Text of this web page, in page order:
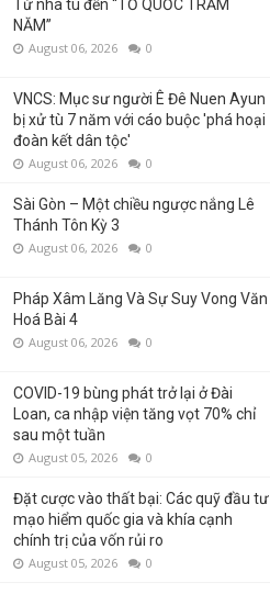
Từ nhà tù đến “TỔ QUỐC TRĂM
NĂM”
August 06, 2026 0
VNCS: Mục sư người Ê Đê Nuen Ayun
bị xử tù 7 năm với cáo buộc 'phá hoại
đoàn kết dân tộc'
August 06, 2026 0
Sài Gòn – Một chiều ngược nắng Lê
Thánh Tôn Kỳ 3
August 06, 2026 0
Pháp Xâm Lăng Và Sự Suy Vong Văn
Hoá Bài 4
August 06, 2026 0
COVID-19 bùng phát trở lại ở Đài
Loan, ca nhập viện tăng vọt 70% chỉ
sau một tuần
August 05, 2026 0
Đặt cược vào thất bại: Các quỹ đầu tư
mạo hiểm quốc gia và khía cạnh
chính trị của vốn rủi ro
August 05, 2026 0